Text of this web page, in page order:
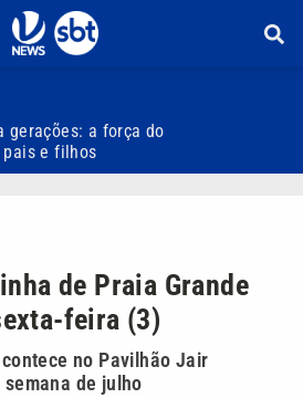
gerações: a força do
e filhos
de Praia Grande
feira (3)
no Pavilhão Jair
de julho